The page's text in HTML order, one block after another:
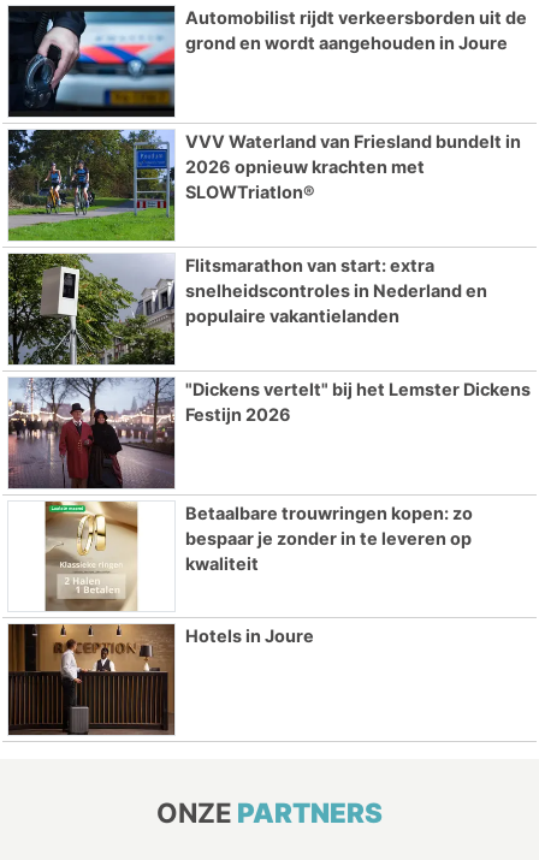
Automobilist rijdt verkeersborden uit de
grond en wordt aangehouden in Joure
VVV Waterland van Friesland bundelt in
2026 opnieuw krachten met
SLOWTriatlon®
Flitsmarathon van start: extra
snelheidscontroles in Nederland en
populaire vakantielanden
"Dickens vertelt" bij het Lemster Dickens
Festijn 2026
Betaalbare trouwringen kopen: zo
bespaar je zonder in te leveren op
kwaliteit
Hotels in Joure
ONZE PARTNERS